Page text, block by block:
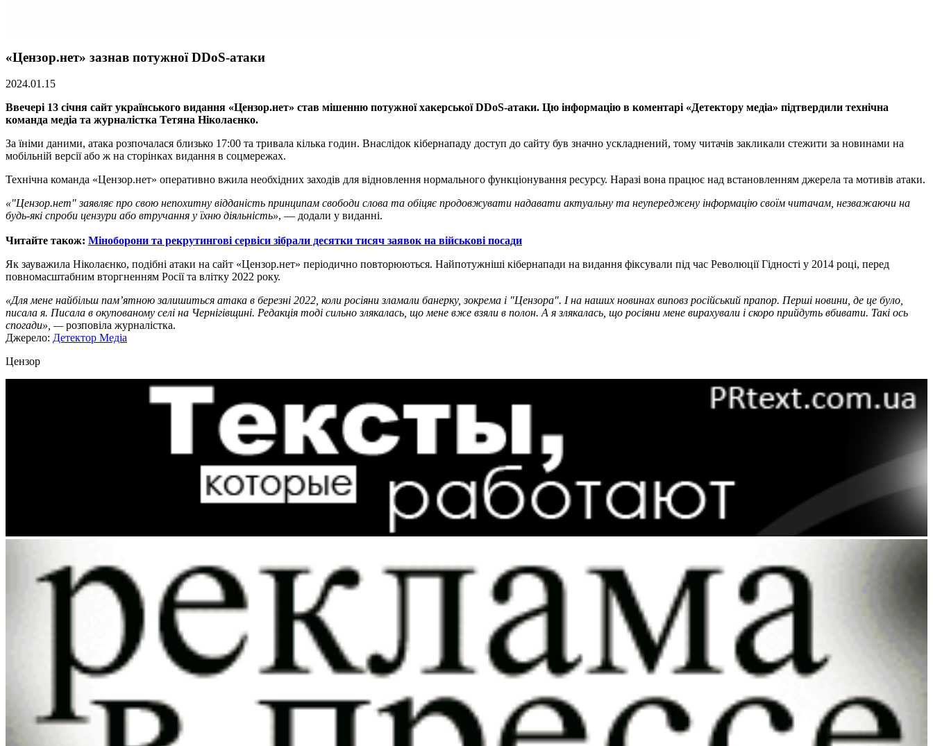
«Цензор.нет» зазнав потужної DDoS-атаки
2024.01.15
Ввечері 13 січня сайт українського видання «Цензор.нет» став мішенню потужної хакерської DDoS-атаки. Цю інформацію в коментарі «Детектору медіа» підтвердили технічна
команда медіа та журналістка Тетяна Ніколаєнко.
За їніми даними, атака розпочалася близько 17:00 та тривала кілька годин. Внаслідок кібернападу доступ до сайту був значно ускладнений, тому читачів закликали стежити за новинами на
мобільній версії або ж на сторінках видання в соцмережах.
Технічна команда «Цензор.нет» оперативно вжила необхідних заходів для відновлення нормального функціонування ресурсу. Наразі вона працює над встановленням джерела та мотивів атаки.
«"Цензор.нет" заявляє про свою непохитну відданість принципам свободи слова та обіцяє продовжувати надавати актуальну та неупереджену інформацію своїм читачам, незважаючи на
будь-які спроби цензури або втручання у їхню діяльність», — додали у виданні.
Читайте також: Міноборони та рекрутингові сервіси зібрали десятки тисяч заявок на військові посади
Як зауважила Ніколаєнко, подібні атаки на сайт «Цензор.нет» періодично повторюються. Найпотужніші кібернапади на видання фіксували під час Революції Гідності у 2014 році, перед
повномасштабним вторгненням Росії та влітку 2022 року.
«Для мене найбільш памʼятною залишиться атака в березні 2022, коли росіяни зламали банерку, зокрема і "Цензора". І на наших новинах виповз російський прапор. Перші новини, де це було,
писала я. Писала в окупованому селі на Чернігівщині. Редакція тоді сильно злякалась, що мене вже взяли в полон. А я злякалась, що росіяни мене вирахували і скоро прийдуть вбивати. Такі ось
спогади», —розповіла журналістка.
Джерело: Детектор Медіа
Цензор